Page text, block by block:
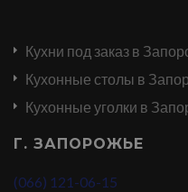
Кухни под заказ в
Кухонные столы в
Кухонные уголки в
Г. ЗАПОРОЖЬЕ
(066) 121-06-15